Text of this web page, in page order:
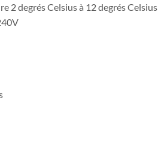
2 degrés Celsius à 12 degrés Celsius